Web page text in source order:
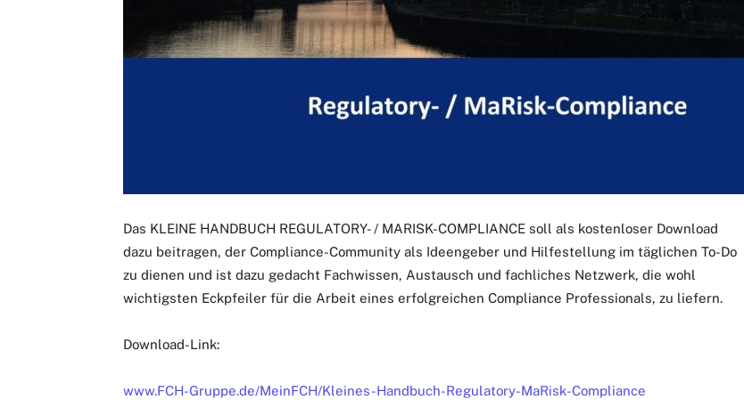
Das KLEINE HANDBUCH REGULATORY- / MARISK-COMPLIANCE soll als kostenloser Download
dazu beitragen, der Compliance-Community als Ideengeber und Hilfestellung im täglichen To-Do
zu dienen und ist dazu gedacht Fachwissen, Austausch und fachliches Netzwerk, die wohl
wichtigsten Eckpfeiler für die Arbeit eines erfolgreichen Compliance Professionals, zu liefern.
Download-Link:
www.FCH-Gruppe.de/MeinFCH/Kleines-Handbuch-Regulatory-MaRisk-Compliance